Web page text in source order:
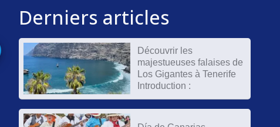
Derniers articles
Découvrir les
majestueuses falaises de
Los Gigantes à Tenerife
Introduction :